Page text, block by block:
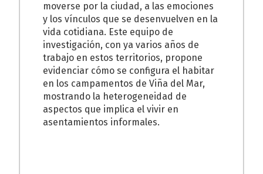
moverse por la ciudad, a las emociones
y los vínculos que se desenvuelven en la
vida cotidiana. Este equipo de
investigación, con ya varios años de
trabajo en estos territorios, propone
evidenciar cómo se configura el habitar
en los campamentos de Viña del Mar,
mostrando la heterogeneidad de
aspectos que implica el vivir en
asentamientos informales.